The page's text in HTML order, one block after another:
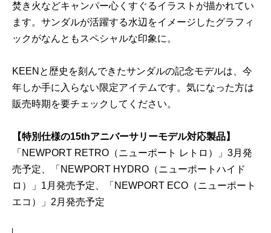
焚き火などキャンパー心くすぐるイラストが描かれてい
ます。サンダルが活躍する水辺をイメージしたグラフィ
ックがなんともスペシャルな印象に。
KEENと歴史を刻んできたサンダルの記念モデルは、今
年しか手に入らない限定アイテムです。気になった方は
販売時期を要チェックしてください。
【特別仕様の15thアニバーサリーモデル対応製品】
「NEWPORT RETRO（ニューポート レトロ）」3月発
売予定、「NEWPORT HYDRO（ニューポートハイド
ロ）」1月発売予定、「NEWPORT ECO（ニューポート
エコ）」2月発売予定